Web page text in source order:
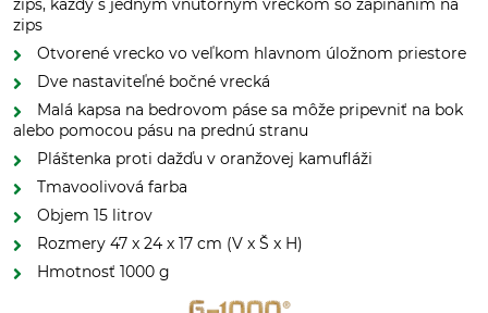
zips, každý s jedným vnútorným vreckom so zapínaním na
zips
Otvorené vrecko vo veľkom hlavnom úložnom priestore
Dve nastaviteľné bočné vrecká
Malá kapsa na bedrovom páse sa môže pripevniť na bok
alebo pomocou pásu na prednú stranu
Pláštenka proti dažďu v oranžovej kamufláži
Tmavoolivová farba
Objem 15 litrov
Rozmery 47 x 24 x 17 cm (V x Š x H)
Hmotnosť 1000 g